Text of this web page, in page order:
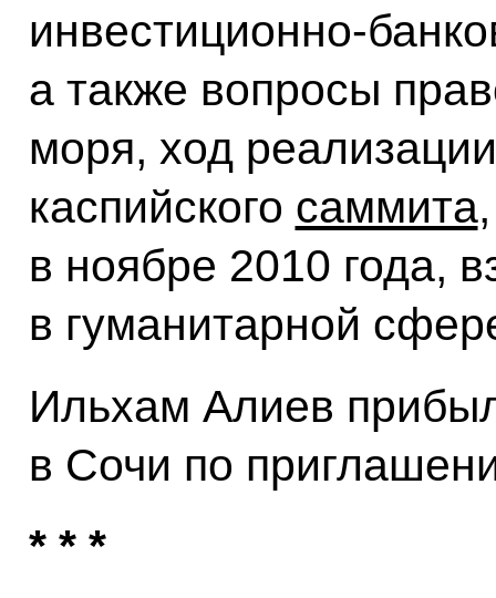
инвестиционно-
а также вопросы
моря, ход
каспийского саммита
в ноябре 2010 года,
в гуманитарной
Ильхам Алиев
в Сочи по
* * *